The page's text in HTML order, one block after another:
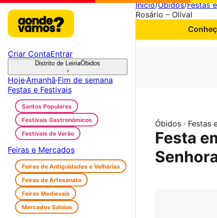
Início/Óbidos/Festas
Rosário – Olival
Óbidos · Festas
Festa
Criar ContaEntrar
Distrito de LeiriaÓbidos
›
Hoje·Amanhã·Fim de semana
Festas e Festivais
Santos Populares
Festivais Gastronómicos
Festivais de Verão
Feiras e Mercados
Feiras de Antiguidades e Velharias
Feiras de Artesanato
Feiras Medievais
Mercados Saloios